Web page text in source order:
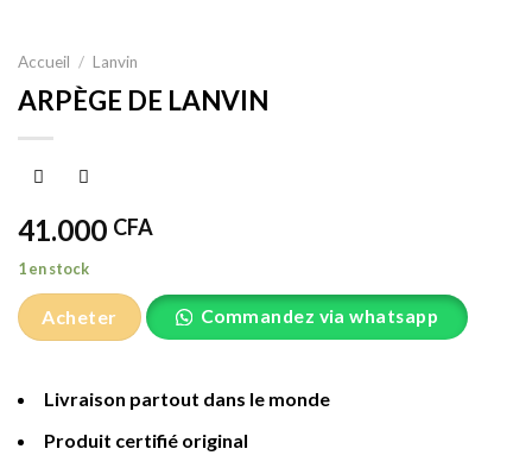
Accueil / Lanvin
ARPÈGE DE LANVIN
41.000 CFA
1 en stock
Acheter Commandez via whatsapp
Livraison partout dans le monde
Produit certifié original